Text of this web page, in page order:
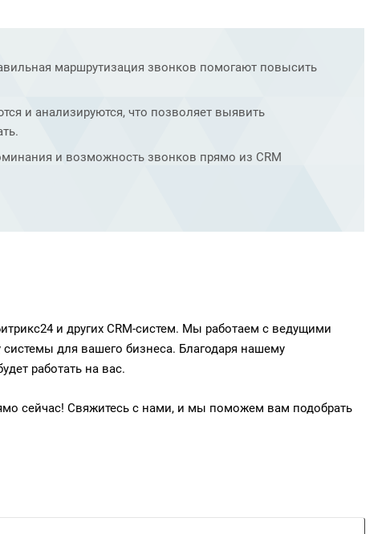
маршрутизация звонков помогают повысить
и анализируются, что позволяет выявить
и возможность звонков прямо из CRM
и других CRM-систем. Мы работаем с ведущими
для вашего бизнеса. Благодаря нашему
работать на вас.
сейчас! Свяжитесь с нами, и мы поможем вам подобрать